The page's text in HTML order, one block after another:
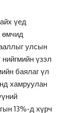
үед
өмчид
улсын
үзэл
баялаг үл
хамруулан
13%-д хүрч